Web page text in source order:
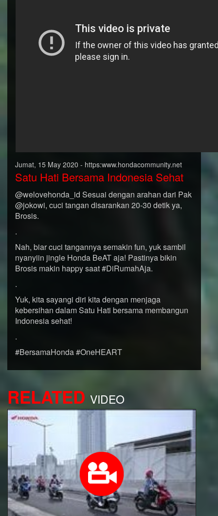
Jumat, 15 May 2020 - https:www.hondacommunity.net
Satu Hati Bersama Indonesia Sehat
@welovehonda_id Sesuai dengan arahan dari Pak
@jokowi, cuci tangan disarankan 20-30 detik ya,
Brosis.
.
Nah, biar cuci tangannya semakin fun, yuk sambil
nyanyiin jingle Honda BeAT aja! Pastinya bikin
Brosis makin happy saat #DiRumahAja.
.
Yuk, kita sayangi diri kita dengan menjaga
kebersihan dalam Satu Hati bersama membangun
Indonesia sehat!
.
#BersamaHonda #OneHEART
RELATED VIDEO